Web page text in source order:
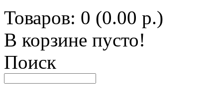
Товаров: 0 (0.00 р.)
В корзине пусто!
Поиск